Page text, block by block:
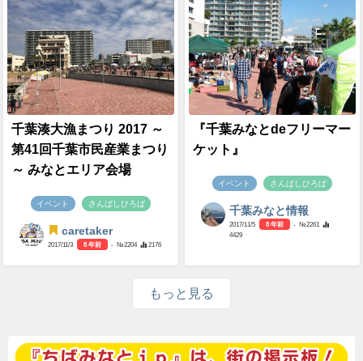
千葉湊大漁まつり 2017 ～
第41回千葉市民産業まつり
～ みなとエリア会場
イベント さんばしひろば
caretaker
2017/11/3 8 年前 - №2204 2176
『千葉みなとdeフリーマー
ケット』
イベント さんばしひろば
千葉みなと情報
2017/11/5 8 年前
- №2261
4429
もっと見る